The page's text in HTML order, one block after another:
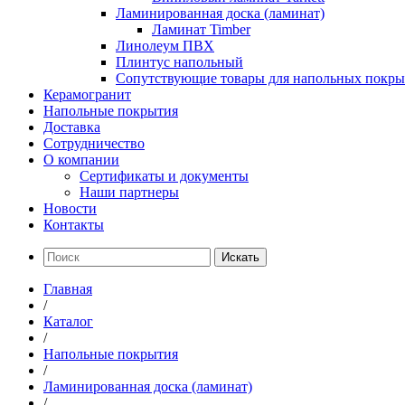
Ламинированная доска (ламинат)
Ламинат Timber
Линолеум ПВХ
Плинтус напольный
Сопутствующие товары для напольных
Керамогранит
Напольные покрытия
Доставка
Сотрудничество
О компании
Сертификаты и документы
Наши партнеры
Новости
Контакты
Искать
Главная
/
Каталог
/
Напольные покрытия
/
Ламинированная доска (ламинат)